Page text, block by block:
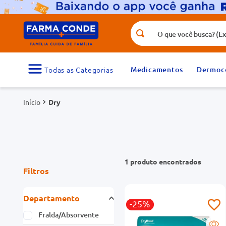
O que você busca? (Ex.: vitamina,
Medicamentos
Dry
Filtros
Departamento
Fralda/Absorvente
1 produto
-25%
Termos mais buscados
1
medicamento